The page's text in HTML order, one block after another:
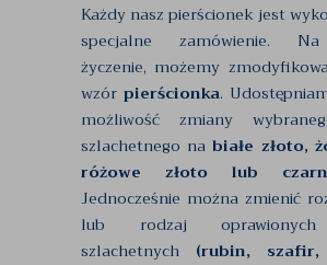
Każdy nasz pierścionek jest
specjalne zamówienie.
życzenie, możemy
wzór pierścionka.
możliwość zmiany
szlachetnego nabiałe złoto,
różowe złoto lub
Jednocześnie można zmienić
lub rodzaj
szlachetnych (rubin, szafir,